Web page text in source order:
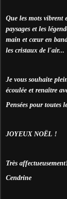
Que les mots vibrent
paysages et les
main et cœur en
les cristaux de l'air...
Je vous souhaite
écoulée et renaître
Pensées pour toutes
JOYEUX NOËL !
Très
Cendrine